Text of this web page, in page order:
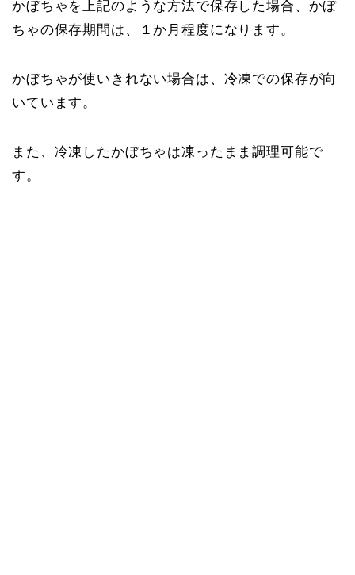
かぼちゃを上記のような方法で保存した場合、かぼ
ちゃの保存期間は、１か月程度になります。
かぼちゃが使いきれない場合は、冷凍での保存が向
いています。
また、冷凍したかぼちゃは凍ったまま調理可能で
す。